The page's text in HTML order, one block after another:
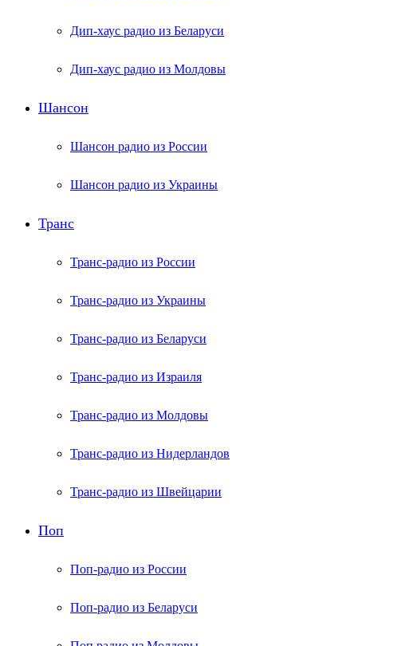
Дип-хаус радио из Беларуси
Дип-хаус радио из Молдовы
Шансон
Шансон радио из России
Шансон радио из Украины
Транс
Транс-радио из России
Транс-радио из Украины
Транс-радио из Беларуси
Транс-радио из Израиля
Транс-радио из Молдовы
Транс-радио из Нидерландов
Транс-радио из Швейцарии
Поп
Поп-радио из России
Поп-радио из Беларуси